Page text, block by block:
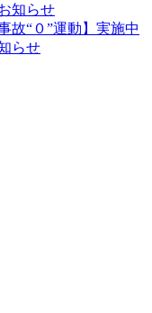
知らせ
故“０”運動】実施中
らせ